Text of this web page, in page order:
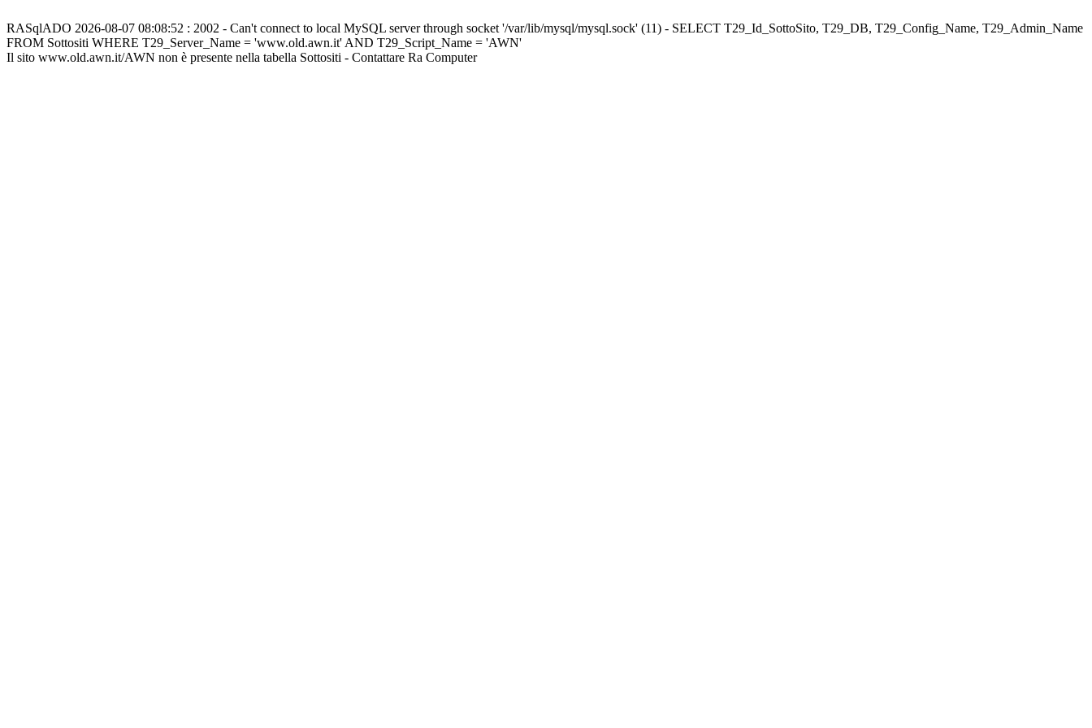
RASqlADO 2026-08-07 08:08:52 : 2002 - Can't connect to local MySQL server through socket '/var/lib/mysql/mysql.sock' (11) - SELECT T29_Id_SottoSito, T29_DB, T29_Config_Name, T29_Admin_Name
FROM Sottositi WHERE T29_Server_Name = 'www.old.awn.it' AND T29_Script_Name = 'AWN'
Il sito www.old.awn.it/AWN non è presente nella tabella Sottositi - Contattare Ra Computer